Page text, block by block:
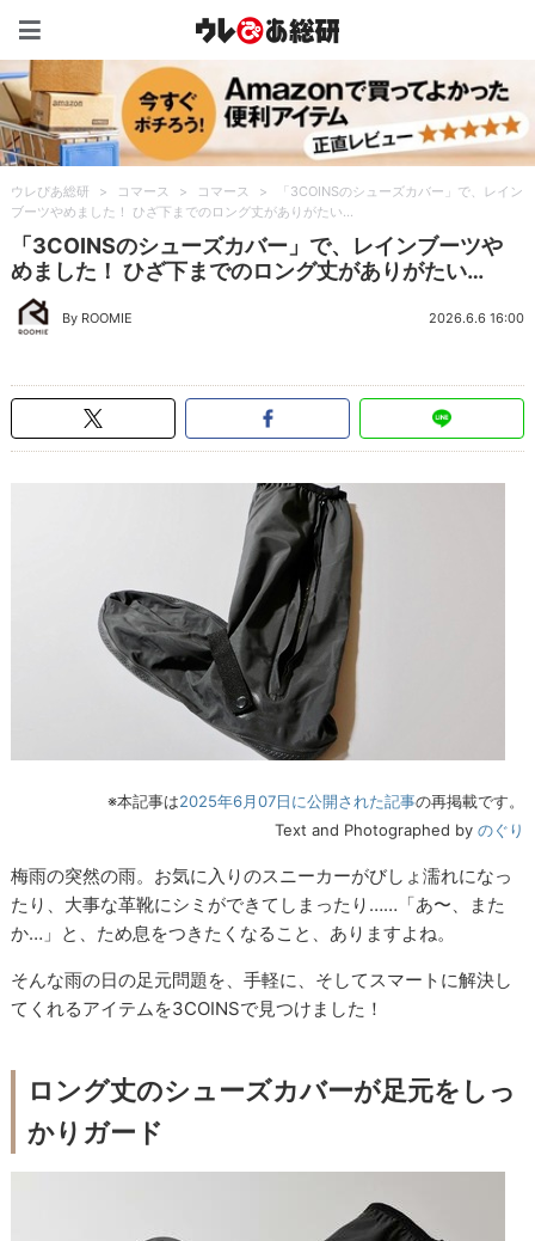
ウレぴあ総研 > コマース > コマース >
「3COINSのシューズカバー」で、レイン
ブーツやめました！ ひざ下までのロング丈がありがたい…
「3COINSのシューズカバー」で、レインブーツや
めました！ ひざ下までのロング丈がありがたい…
By ROOMIE 2026.6.6 16:00
※本記事は2025年6月07日に公開された記事の再掲載です。
Text and Photographed by のぐり
梅雨の突然の雨。お気に入りのスニーカーがびしょ濡れになっ
たり、大事な革靴にシミができてしまったり……「あ〜、また
か…」と、ため息をつきたくなること、ありますよね。
そんな雨の日の足元問題を、手軽に、そしてスマートに解決し
てくれるアイテムを3COINSで見つけました！
ロング丈のシューズカバーが足元をしっ
かりガード